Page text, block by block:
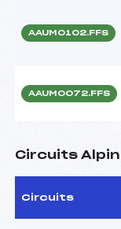
AAUM0102.FFS
AAUM0072.FFS
Circuits
Circuits